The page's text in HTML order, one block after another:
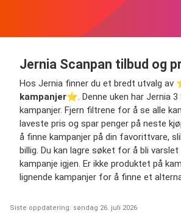
Jernia Scanpan tilbud og
Hos Jernia finner du et bredt utvalg av
kampanjer⭐️. Denne uken har Jernia 3
kampanjer. Fjern filtrene for å se alle
laveste pris og spar penger på neste
å finne kampanjer på din favorittvare,
billig. Du kan lagre søket for å bli varslet
kampanje igjen. Er ikke produktet på
lignende kampanjer for å finne et
Siste oppdatering: søndag 26. juli 2026